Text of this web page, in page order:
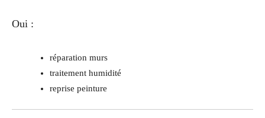
Oui :
réparation murs
traitement humidité
reprise peinture